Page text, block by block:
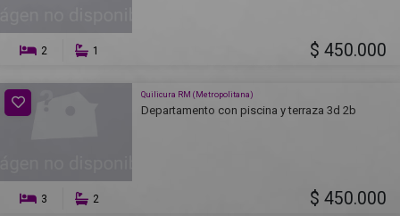
2 1 $ 450.000
Quilicura RM (Metropolitana)
Departamento con piscina y terraza 3d 2b
3 2 $ 450.000